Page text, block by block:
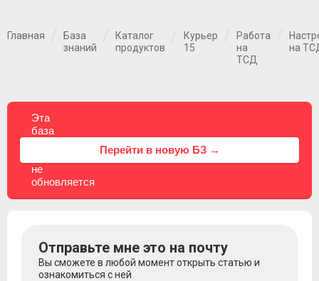
Главная
База
знаний
Каталог
продуктов
Курьер
15
Работа
на
ТСД
на
Эта
база
не
обновляется
Перейти в новую БЗ →
Отправьте мне это на почту
Вы сможете в любой момент открыть статью и
ознакомиться с ней